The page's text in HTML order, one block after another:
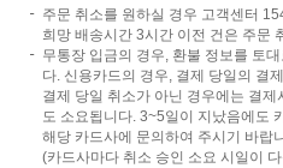
주문 취소를 원하실 경우 고객센터
희망 배송시간 3시간 이전 건은 주문
무통장 입금의 경우, 환불 정보를 토
다. 신용카드의 경우, 결제 당일의 결
결제 당일 취소가 아닌 경우에는 결
도 소요됩니다. 3~5일이 지났음에도
해당 카드사에 문의하여 주시기 바랍
(카드사마다 취소 승인 소요 시일이